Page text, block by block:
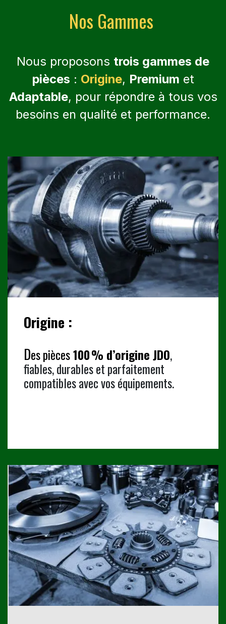
Nos Gammes
Nous proposons trois gammes de
pièces : Origine, Premium et
Adaptable, pour répondre à tous vos
besoins en qualité et performance.
Origine :
Des pièces100 % d’origine JDO,
fiables, durables et parfaitement
compatibles avec vos équipements.